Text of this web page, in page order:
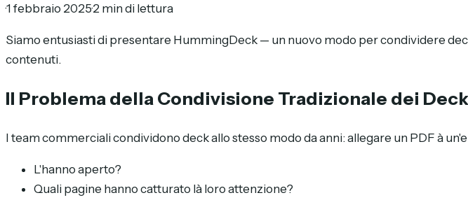
·1 febbraio 2025·2 min di lettura
Siamo entusiasti di presentare HummingDeck — un nuovo modo per condividere
contenuti.
Il Problema della Condivisione Tradizionale dei Deck
I team commerciali condividono deck allo stesso modo da anni: allegare un PDF à
L'hanno aperto?
Quali pagine hanno catturato là loro attenzione?